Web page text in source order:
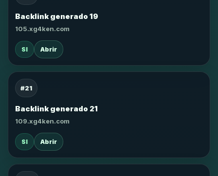
Backlink generado 19
105.xg4ken.com
SI Abrir
#21
Backlink generado 21
109.xg4ken.com
SI Abrir